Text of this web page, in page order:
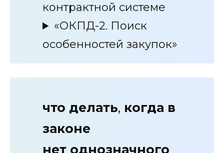
контрактной системе
«ОКПД-2. Поиск
особенностей закупок»
что делать, когда в
законе
нет однозначного